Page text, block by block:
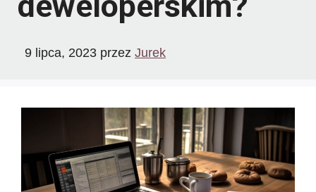
9 lipca, 2023 przez Jurek